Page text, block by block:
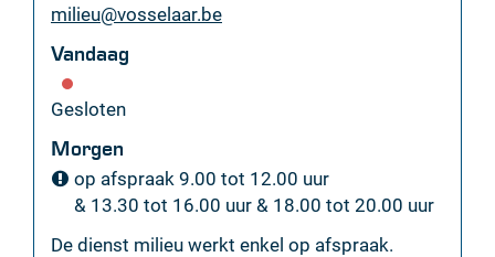
E-
milieu@vosselaar.be
Vandaag
Gesloten
Morgen
op afspraak 9.00 tot 12.00 uur
& 13.30 tot 16.00 uur & 18.00 tot 20.00 uur
De dienst milieu werkt enkel op afspraak.